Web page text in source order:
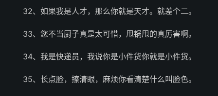
32、如果我是人才，那么你就是天才。就差个二。
33、您不当厨子真是太可惜，甩锅甩的真厉害啊。
34、我是快递员，我说你是小件货你就是小件货。
35、长点脸，擦清眼，麻烦你看清楚什么叫脸色。